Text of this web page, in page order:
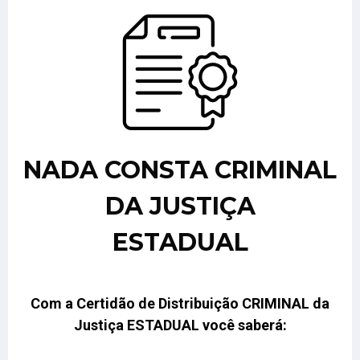
NADA CONSTA CRIMINAL
DA JUSTIÇA
ESTADUAL
Com a Certidão de Distribuição CRIMINAL da
Justiça ESTADUAL você saberá: